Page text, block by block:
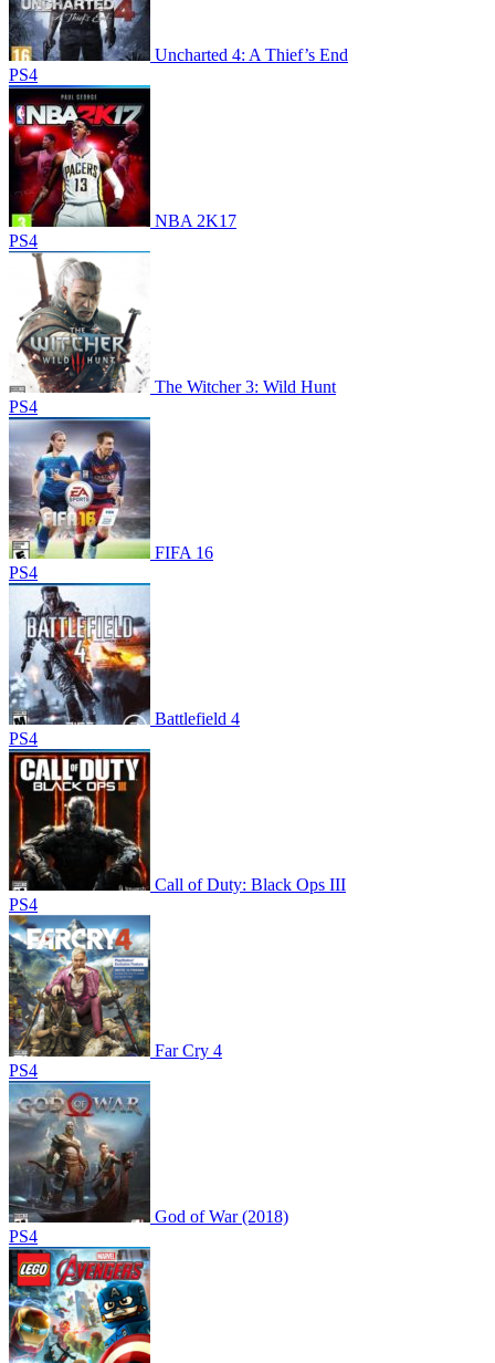
Uncharted 4: A Thief’s End
PS4
NBA 2K17
PS4
The Witcher 3: Wild Hunt
PS4
FIFA 16
PS4
Battlefield 4
PS4
Call of Duty: Black Ops III
PS4
Far Cry 4
PS4
God of War (2018)
PS4